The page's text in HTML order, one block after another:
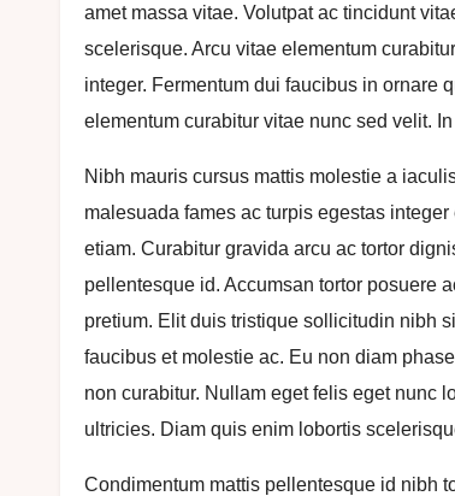
amet massa vitae. Volutpat ac tincidunt
scelerisque. Arcu vitae elementum
integer. Fermentum dui faucibus in ornare
elementum curabitur vitae nunc sed velit.
Nibh mauris cursus mattis molestie a
malesuada fames ac turpis egestas
etiam. Curabitur gravida arcu ac tortor
pellentesque id. Accumsan tortor posuere
pretium. Elit duis tristique sollicitudin nibh
faucibus et molestie ac. Eu non diam
non curabitur. Nullam eget felis eget nunc
ultricies. Diam quis enim lobortis
Condimentum mattis pellentesque id nibh